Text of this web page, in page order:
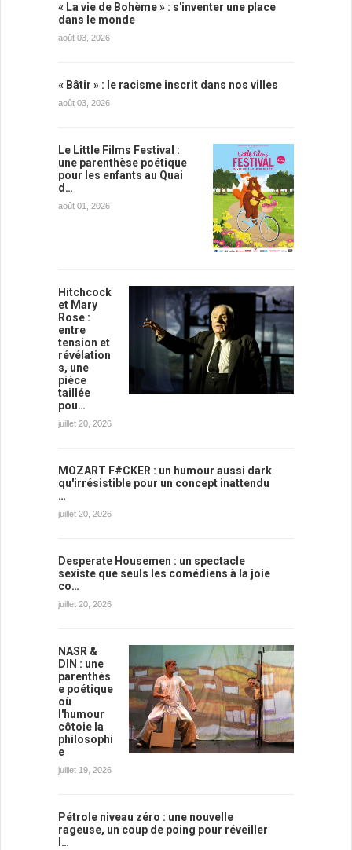
« La vie de Bohème » : s'inventer une place
dans le monde
août 03, 2026
« Bâtir » : le racisme inscrit dans nos villes
août 03, 2026
Le Little Films Festival :
une parenthèse poétique
pour les enfants au Quai
d…
août 01, 2026
Hitchcock
et Mary
Rose :
entre
tension et
révélation
s, une
pièce
taillée
pou…
juillet 20, 2026
MOZART F#CKER : un humour aussi dark
qu'irrésistible pour un concept inattendu
…
juillet 20, 2026
Desperate Housemen : un spectacle
sexiste que seuls les comédiens à la joie
co…
juillet 20, 2026
NASR &
DIN : une
parenthès
e poétique
où
l'humour
côtoie la
philosophi
e
juillet 19, 2026
Pétrole niveau zéro : une nouvelle
rageuse, un coup de poing pour réveiller
l…